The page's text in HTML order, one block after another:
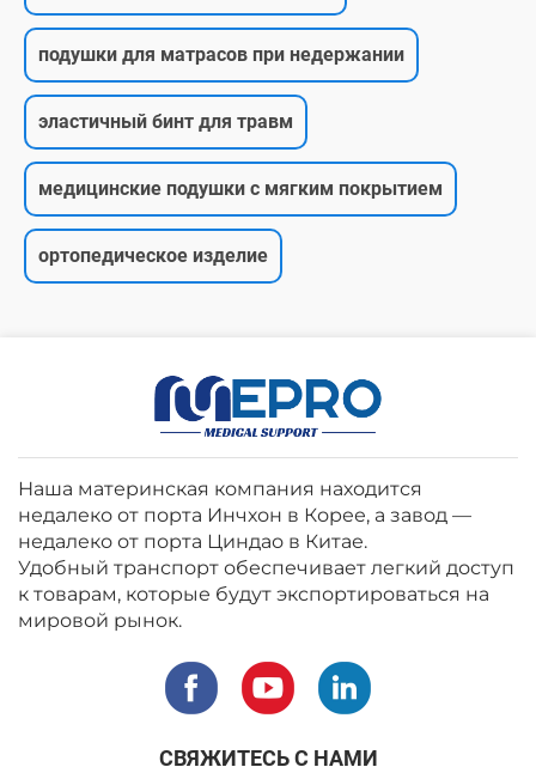
подушки для матрасов при недержании
эластичный бинт для травм
медицинские подушки с мягким покрытием
ортопедическое изделие
Наша материнская компания находится
недалеко от порта Инчхон в Корее, а завод —
недалеко от порта Циндао в Китае.
Удобный транспорт обеспечивает легкий доступ
к товарам, которые будут экспортироваться на
мировой рынок.
СВЯЖИТЕСЬ С НАМИ